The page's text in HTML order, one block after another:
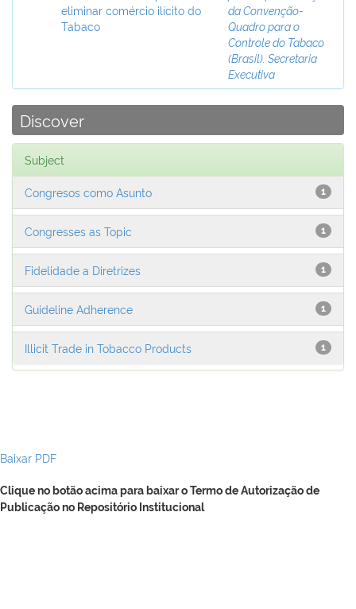
eliminar comércio ilícito do
Tabaco
da Convenção-
Quadro para o
Controle do Tabaco
(Brasil). Secretaria
Executiva
Discover
Subject
1
Congresos como Asunto
1
Congresses as Topic
1
Fidelidade a Diretrizes
1
Guideline Adherence
1
Illicit Trade in Tobacco Products
Baixar PDF
Clique no botão acima para baixar o Termo de Autorização de
Publicação no Repositório Institucional